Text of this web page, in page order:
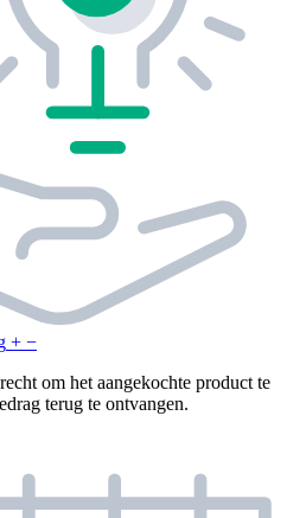
+ −
om het aangekochte product te
terug te ontvangen.